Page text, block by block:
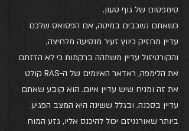
סימפטום של גוף טעון.
כשאתם נשכבים במיטה, אם הפסואס שלכם
עדיין מחזיק כיווץ זעיר מנסיעה מלחיצה,
והקורטיזול עדיין משתהה ברקמות כי לא הזזתם
את הלימפה, ראדאר האיומים של ה-RAS קולט
את זה ומניח שיש עדיין איום. הוא קובע שאתם
עדיין בסכנה. ובגלל ששינה היא המצב הפגיע
ביותר שאורגניזם יכול להיכנס אליו, גזע המוח